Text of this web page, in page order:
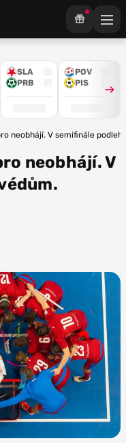
SLA
PRB
POV
PIS
neobhájí. V semifinále
neobhájí. V